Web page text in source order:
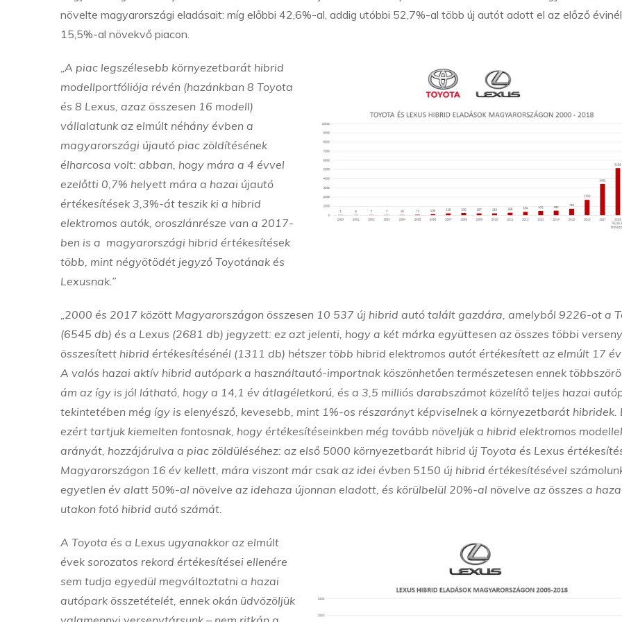
növelte magyarországi eladásait: míg előbbi 42,6%-al, addig utóbbi 52,7%-al több új autót adott el az előző
15,5%-al növekvő piacon.
„A piac legszélesebb környezetbarát hibrid
modellportfóliója révén (hazánkban 8 Toyota
és 8 Lexus, azaz összesen 16 modell)
vállalatunk az elmúlt néhány évben a
magyarországi újautó piac zöldítésének
élharcosa volt: abban, hogy mára a 4 évvel
ezelőtti 0,7% helyett mára a hazai újautó
értékesítések 3,3%-át teszik ki a hibrid
elektromos autók, oroszlánrésze van a 2017-
ben is a magyarországi hibrid értékesítések
több, mint négyötödét jegyző Toyotának és
Lexusnak.”
„2000 és 2017 között Magyarországon összesen 10 537 új hibrid autó talált gazdára, amelyből 9226-ot a
(6545 db) és a Lexus (2681 db) jegyzett: ez azt jelenti, hogy a két márka együttesen az összes többi
összesített hibrid értékesítésénél (1311 db) hétszer több hibrid elektromos autót értékesített az elmúlt 17
A valós hazai aktív hibrid autópark a használtautó-importnak köszönhetően természetesen ennek
ám az így is jól látható, hogy a 14,1 év átlagéletkorú, és a 3,5 milliós darabszámot közelítő teljes hazai
tekintetében még így is elenyésző, kevesebb, mint 1%-os részarányt képviselnek a környezetbarát hibridek.
ezért tartjuk kiemelten fontosnak, hogy értékesítéseinkben még tovább növeljük a hibrid elektromos
arányát, hozzájárulva a piac zöldüléséhez: az első 5000 környezetbarát hibrid új Toyota és Lexus
Magyarországon 16 év kellett, mára viszont már csak az idei évben 5150 új hibrid értékesítésével
egyetlen év alatt 50%-al növelve az idehaza újonnan eladott, és körülbelül 20%-al növelve az összes a
utakon fotó hibrid autó számát.
A Toyota és a Lexus ugyanakkor az elmúlt
évek sorozatos rekord értékesítései ellenére
sem tudja egyedül megváltoztatni a hazai
autópark összetételét, ennek okán üdvözöljük